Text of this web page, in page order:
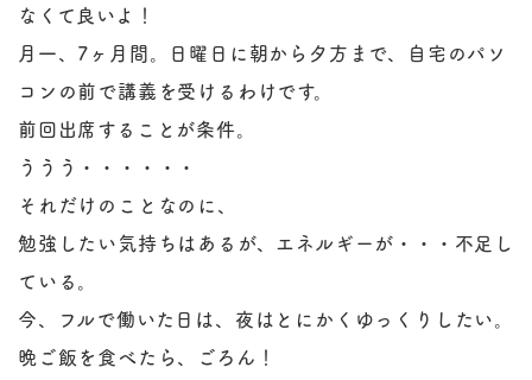
なくて良いよ！
月一、7ヶ月間。日曜日に朝から夕方まで、自宅のパソ
コンの前で講義を受けるわけです。
前回出席することが条件。
ううう・・・・・・
それだけのことなのに、
勉強したい気持ちはあるが、エネルギーが・・・不足し
ている。
今、フルで働いた日は、夜はとにかくゆっくりしたい。
晩ご飯を食べたら、ごろん！